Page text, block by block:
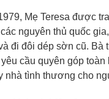
Mẹ Teresa được
nguyên thủ quốc
đi đôi dép sờn cũ. Bà
cầu quyên góp
nhà tình thương cho